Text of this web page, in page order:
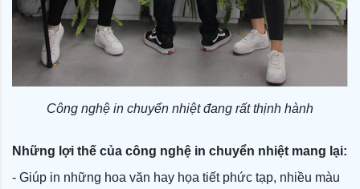
Công nghệ in chuyển nhiệt đang rất thịnh hành
Những lợi thế của công nghệ in chuyển nhiệt mang lại:
- Giúp in những hoa văn hay họa tiết phức tạp, nhiều màu